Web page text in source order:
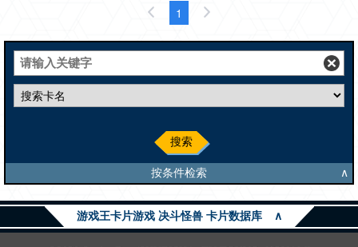
1
搜索
按条件检索 ∧
游戏王卡片游戏 决斗怪兽 卡片数据库 ∧